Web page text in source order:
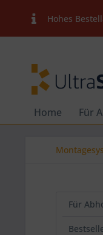
Hohes
Home Für
Für